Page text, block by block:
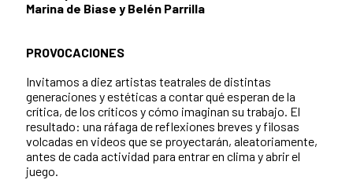
Marina de Biase y Belén Parrilla
PROVOCACIONES
Invitamos a diez artistas teatrales de distintas
generaciones y estéticas a contar qué esperan de la
crítica, de los críticos y cómo imaginan su trabajo. El
resultado: una ráfaga de reflexiones breves y filosas
volcadas en videos que se proyectarán, aleatoriamente,
antes de cada actividad para entrar en clima y abrir el
juego.